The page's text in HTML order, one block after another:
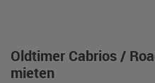
Oldtimer Cabrios /
mieten